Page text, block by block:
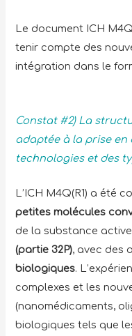
Le document ICH
tenir compte des
intégration dans le
Constat #2) La
adaptée à la prise en
technologies et des
L’ICH M4Q(R1) a été
petites molécules
de la substance
(partie 32P), avec des
biologiques.
complexes et les
(nanomédicaments,
biologiques tels que